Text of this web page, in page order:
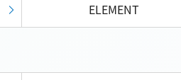
ELEMENT